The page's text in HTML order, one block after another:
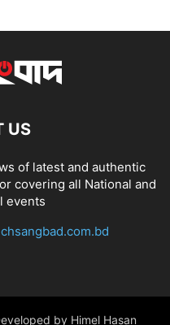
US
of latest and authentic
covering all National and
events
by Himel Hasan